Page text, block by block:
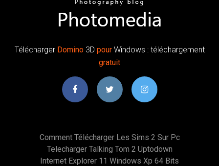
Télécharger Domino3D pourWindows : téléchargement
gratuit
Comment Télécharger Les Sims 2 Sur Pc
Telecharger Talking Tom 2 Uptodown
Internet Explorer 11 Windows Xp 64 Bits